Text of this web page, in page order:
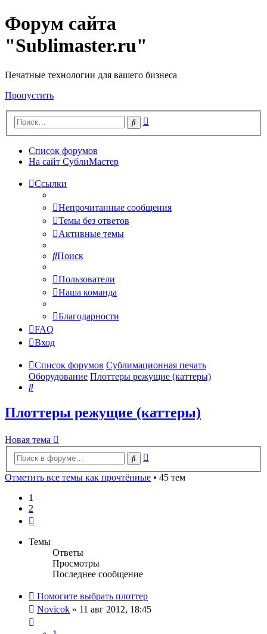
Форум сайта
"Sublimaster.ru"
Печатные технологии для вашего бизнеса
Пропустить
Поиск
Список форумов
На сайт СублиМастер
Ссылки
Непрочитанные сообщения
Темы без ответов
Активные темы
Поиск
Пользователи
Наша команда
Благодарности
FAQ
Вход
Список форумов Сублимационная печать
Оборудование Плоттеры режущие (каттеры)
Поиск
Плоттеры режущие (каттеры)
Новая тема
Поиск
Отметить все темы как прочтённые • 45 тем
1
2
Темы
Ответы
Просмотры
Последнее сообщение
Помогите выбрать плоттер
Novicok » 11 авг 2012, 18:45